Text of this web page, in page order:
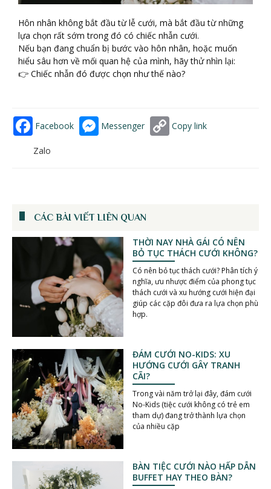
Hôn nhân không bắt đầu từ lễ cưới, mà bắt đầu từ những
lựa chọn rất sớm trong đó có chiếc nhẫn cưới.
Nếu bạn đang chuẩn bị bước vào hôn nhân, hoặc muốn
hiểu sâu hơn về mối quan hệ của mình, hãy thử nhìn lại:
👉 Chiếc nhẫn đó được chọn như thế nào?
Facebook Messenger Copy link
Zalo
CÁC BÀI VIẾT LIÊN QUAN
THỜI NAY NHÀ GÁI CÓ NÊN
BỎ TỤC THÁCH CƯỚI KHÔNG?
Có nên bỏ tục thách cưới? Phân tích ý
nghĩa, ưu nhược điểm của phong tục
thách cưới và xu hướng cưới hiện đại
giúp các cặp đôi đưa ra lựa chọn phù
hợp.
ĐÁM CƯỚI NO-KIDS: XU
HƯỚNG CƯỚI GÂY TRANH
CÃI?
Trong vài năm trở lại đây, đám cưới
No-Kids (tiệc cưới không có trẻ em
tham dự) đang trở thành lựa chọn
của nhiều cặp
BÀN TIỆC CƯỚI NÀO HẤP DẪN
BUFFET HAY THEO BÀN?